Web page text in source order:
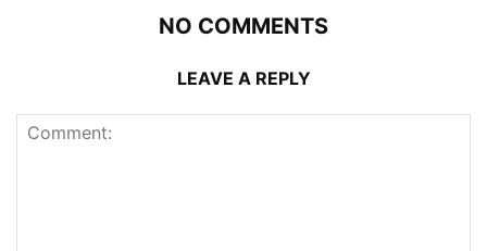
NO COMMENTS
LEAVE A REPLY